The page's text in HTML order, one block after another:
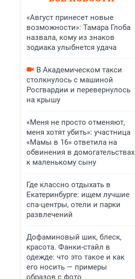
«Август принесет новые
возможности»: Тамара Глоба
назвала, кому из знаков
зодиака улыбнется удача
В Академическом такси
столкнулось с машиной
Росгвардии и перевернулось
на крышу
«Меня не просто отменяют,
меня хотят убить»: участница
«Мамы в 16» ответила на
обвинения в домогательствах
к маленькому сыну
Где классно отдыхать в
Екатеринбурге: ищем лучшие
спа-центры, отели и парки
развлечений
Дофаминовый шик, блеск,
красота. Фанки-стайл в
одежде: что это такое и как
его носить — примеры
образов с фото